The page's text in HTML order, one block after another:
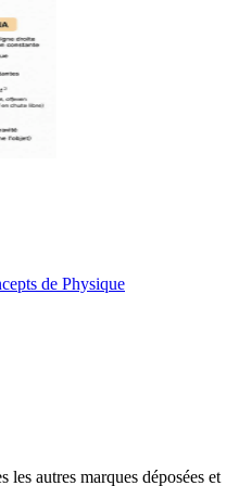
de Physique
autres marques déposées et